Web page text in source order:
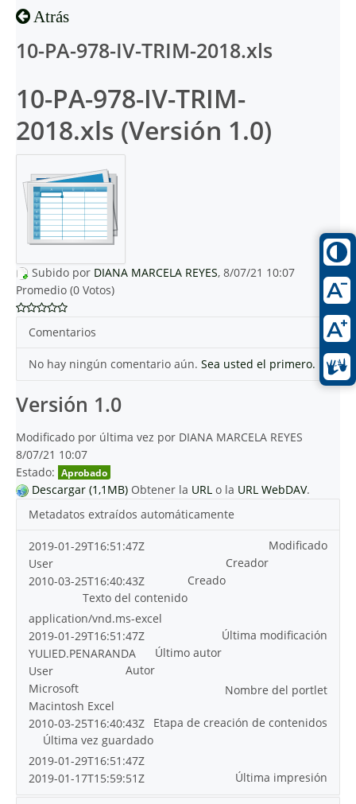
Atrás
10-PA-978-IV-TRIM-2018.xls
10-PA-978-IV-TRIM-
2018.xls (Versión 1.0)
Subido por DIANA MARCELA REYES, 8/07/21 10:07
Promedio (0 Votos)
Comentarios
No hay ningún comentario aún. Sea usted el primero.
Versión 1.0
Modificado por última vez por DIANA MARCELA REYES
8/07/21 10:07
Estado: Aprobado
Descargar (1,1MB) Obtener la URL o la URL WebDAV.
Metadatos extraídos automáticamente
Modificado
2019-01-29T16:51:47Z
Creador
User
Creado
2010-03-25T16:40:43Z
Texto del contenido
application/vnd.ms-excel
Última modificación
2019-01-29T16:51:47Z
Último autor
YULIED.PENARANDA
Autor
User
Nombre del portlet
Microsoft
Macintosh Excel
Etapa de creación de contenidos
2010-03-25T16:40:43Z
Última vez guardado
2019-01-29T16:51:47Z
Última impresión
2019-01-17T15:59:51Z